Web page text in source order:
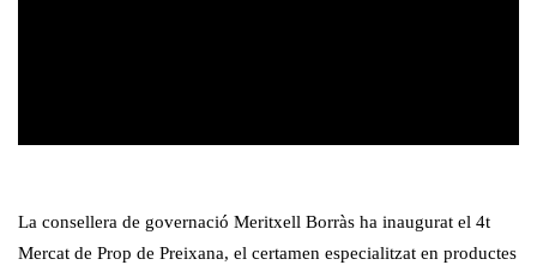
La consellera de governació Meritxell Borràs ha inaugurat el 4t
Mercat de Prop de Preixana, el certamen especialitzat en productes